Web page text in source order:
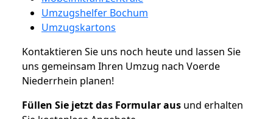
Umzugshelfer Bochum
Umzugskartons
Kontaktieren Sie uns noch heute und lassen Sie
uns gemeinsam Ihren Umzug nach Voerde
Niederrhein planen!
Füllen Sie jetzt das Formular aus und erhalten